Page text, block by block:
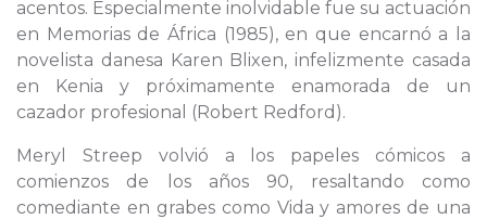
acentos. Especialmente inolvidable fue su actuación
en Memorias de África (1985), en que encarnó a la
novelista danesa Karen Blixen, infelizmente casada
en Kenia y próximamente enamorada de un
cazador profesional (Robert Redford).
Meryl Streep volvió a los papeles cómicos a
comienzos de los años 90, resaltando como
comediante en grabes como Vida y amores de una